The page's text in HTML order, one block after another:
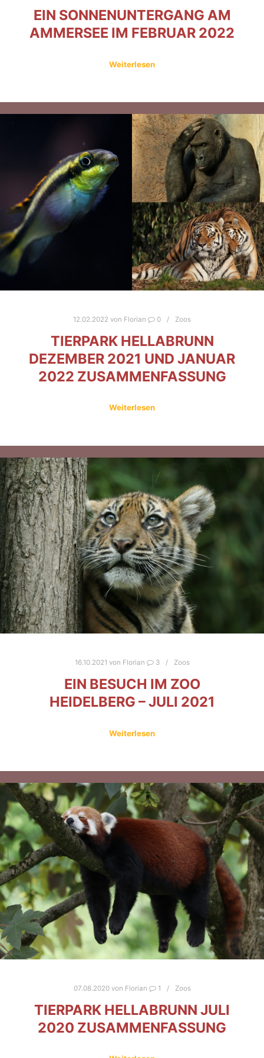
EIN SONNENUNTERGANG AM
AMMERSEE IM FEBRUAR 2022
Weiterlesen
12.02.2022 von Florian 0 Zoos
TIERPARK HELLABRUNN
DEZEMBER 2021 UND JANUAR
2022 ZUSAMMENFASSUNG
Weiterlesen
16.10.2021 von Florian 3 Zoos
EIN BESUCH IM ZOO
HEIDELBERG – JULI 2021
Weiterlesen
07.08.2020von Florian 1 Zoos
TIERPARK HELLABRUNN JULI
2020 ZUSAMMENFASSUNG